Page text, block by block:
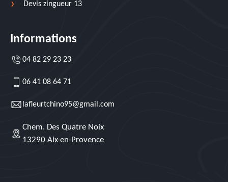
Devis zingueur 13
Informations
04 82 29 23 23
06 41 08 64 71
lafleurtchino95@gmail.com
Chem. Des Quatre Noix
13290 Aix-en-Provence